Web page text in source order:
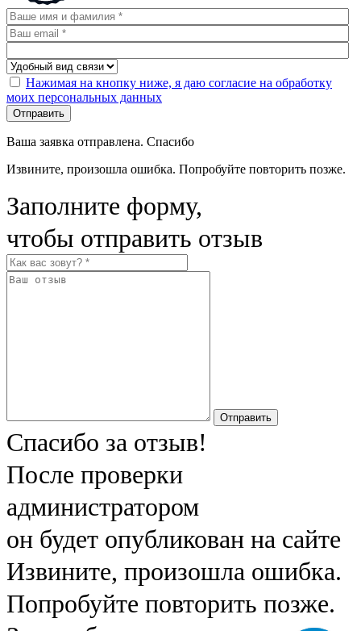
Нажимая на кнопку ниже, я даю согласие на обработку
моих персональных данных
Отправить
Ваша заявка отправлена. Спасибо
Извините, произошла ошибка. Попробуйте повторить позже.
Заполните форму,
чтобы отправить отзыв
Отправить
Спасибо за отзыв!
После проверки
администратором
он будет опубликован на сайте
Извините, произошла ошибка.
Попробуйте повторить позже.